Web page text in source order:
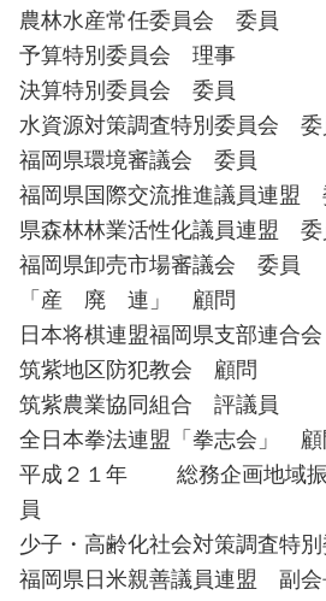
農林水産常任委員会 委員
予算特別委員会 理事
決算特別委員会 委員
水資源対策調査特別委員会 委
福岡県環境審議会 委員
福岡県国際交流推進議員連盟
県森林林業活性化議員連盟 委
福岡県卸売市場審議会 委員
「産 廃 連」 顧問
日本将棋連盟福岡県支部連合
筑紫地区防犯教会 顧問
筑紫農業協同組合 評議員
全日本拳法連盟「拳志会」 顧
平成２１年 総務企画地域
員
少子・高齢化社会対策調査特
福岡県日米親善議員連盟 副会